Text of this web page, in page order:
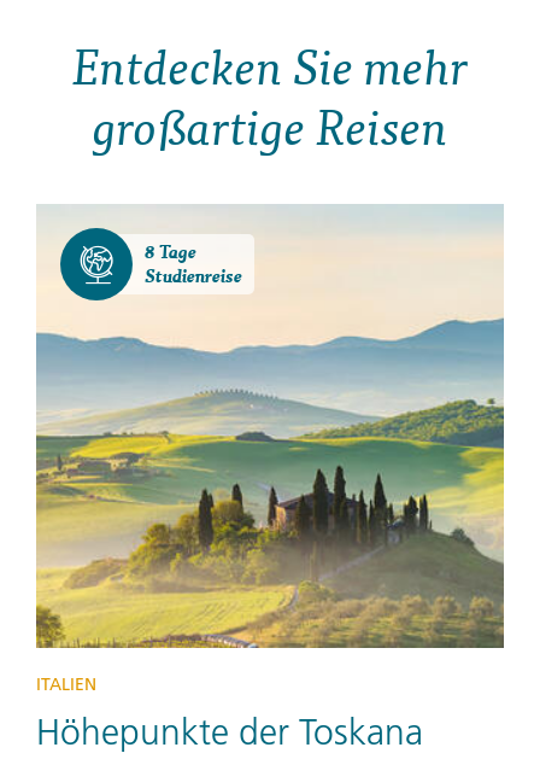
Entdecken Sie mehr
großartige Reisen
8 Tage
Studienreise
ITALIEN
Höhepunkte der Toskana